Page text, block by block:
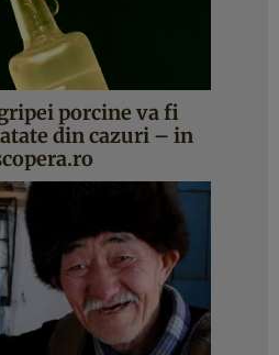
porcine va fi
din cazuri – in